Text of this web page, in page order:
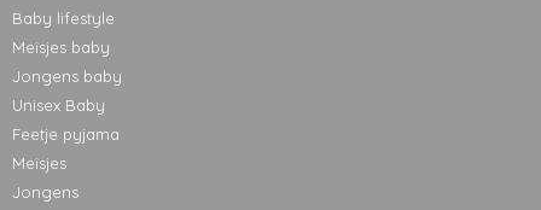
Baby lifestyle
Meisjes baby
Jongens baby
Unisex Baby
Feetje pyjama
Meisjes
Jongens